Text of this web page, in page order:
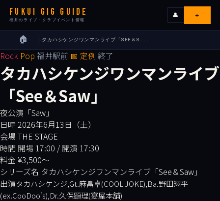
FUKUI GIG GUIDE
福井のライブ・クラブイベント情報
ライブ
カレンダー
会場
エリア
出演者
イベンターの皆様へ
👤 ＋
🏠 タカハシケンジワンマンライブ「SEE＆S...
Rock Pop 福井駅前 📅 定例 終了
タカハシケンジワンマンライブ
「See＆Saw」
夜公演「Saw」
日時 2026年6月13日（土）
会場 THE STAGE
時間 開場 17:00 / 開演 17:30
料金 ¥3,500〜
シリーズ名 タカハシケンジワンマンライブ「See＆Saw」
出演タカハシケンジ,Gt.麻畠卓(COOL JOKE),Ba.野田翔平
(ex.CooDoo's),Dr.久保顕理(宴屋本舗)